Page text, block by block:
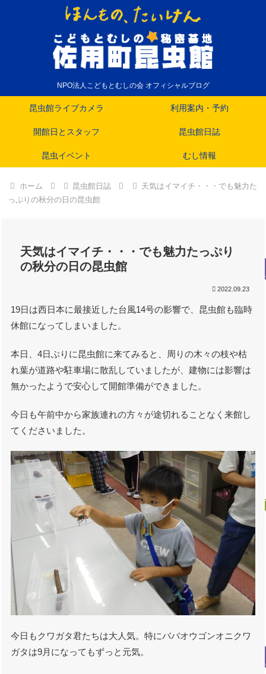
NPO法人こどもとむしの会 オフィシャルブログ
昆虫館ライブカメラ 利用案内・予約
開館日とスタッフ 昆虫館日誌
昆虫イベント むし情報
ホーム 昆虫館日誌
天気はイマイチ・・・でも魅力た
っぷりの秋分の日の昆虫館
天気はイマイチ・・・でも魅力たっぷり
の秋分の日の昆虫館
2022.09.23
19日は西日本に最接近した台風14号の影響で、昆虫館も臨時
休館になってしまいました。
本日、4日ぶりに昆虫館に来てみると、周りの木々の枝や枯
れ葉が道路や駐車場に散乱していましたが、建物には影響は
無かったようで安心して開館準備ができました。
今日も午前中から家族連れの方々が途切れることなく来館し
てくださいました。
今日もクワガタ君たちは大人気。特にババオウゴンオニクワ
ガタは9月になってもずっと元気。